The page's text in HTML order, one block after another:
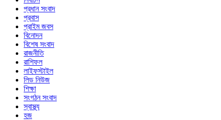
প্রধান সংবাদ
প্রবাস
প্রাইম জবস
বিনোদন
বিশেষ সংবাদ
রাজনীতি
রাশিফল
লাইফস্টাইল
লিড নিউজ
শিক্ষা
সংগঠন সংবাদ
স্বাস্থ্য
হজ